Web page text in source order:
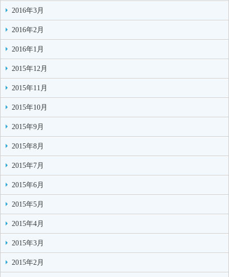
2016年3月
2016年2月
2016年1月
2015年12月
2015年11月
2015年10月
2015年9月
2015年8月
2015年7月
2015年6月
2015年5月
2015年4月
2015年3月
2015年2月